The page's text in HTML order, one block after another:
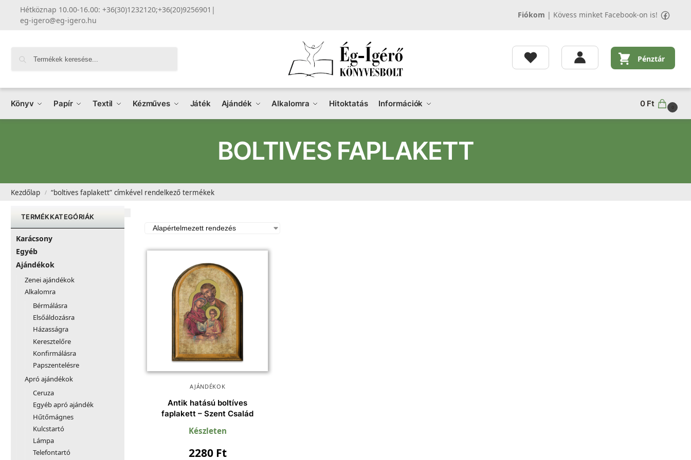
Hétköznap 10.00-16.00: +36(30)1232120;+36(20)9256901 |
eg-igero@eg-igero.hu
Fiókom | Kövess minket Facebook-on is!
Pénztár
Könyv Papír Textil Kézműves Játék Ajándék Alkalomra Hitoktatás Információk 0 Ft 0
BOLTIVES FAPLAKETT
Kezdőlap / “boltives faplakett” címkével rendelkező termékek
AJÁNDÉKOK
Antik hatású boltíves
faplakett – Szent Család
Készleten
2280 Ft
TERMÉKKATEGÓRIÁK
Karácsony
Egyéb
Ajándékok
Zenei ajándékok
Alkalomra
Bérmálásra
Elsőáldozásra
Házasságra
Keresztelőre
Konfirmálásra
Papszentelésre
Apró ajándékok
Ceruza
Egyéb apró ajándék
Hűtőmágnes
Kulcstartó
Lámpa
Telefontartó